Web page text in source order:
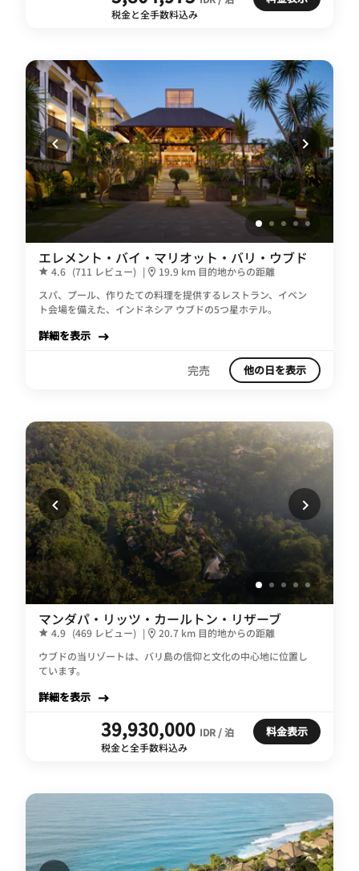
税金と全手数料込み
エレメント・バイ・マリオット・バリ・ウブド
4.6 (711 レビュー) |
19.9 km 目的地からの距離
スパ、プール、作りたての料理を提供するレストラン、イベン
ト会場を備えた、インドネシア ウブドの5つ星ホテル。
詳細を表示
完売 他の日を表示
マンダパ・リッツ・カールトン・リザーブ
4.9 (469 レビュー) |
20.7 km 目的地からの距離
ウブドの当リゾートは、バリ島の信仰と文化の中心地に位置し
ています。
詳細を表示
39,930,000 IDR / 泊
税金と全手数料込み
料金表示